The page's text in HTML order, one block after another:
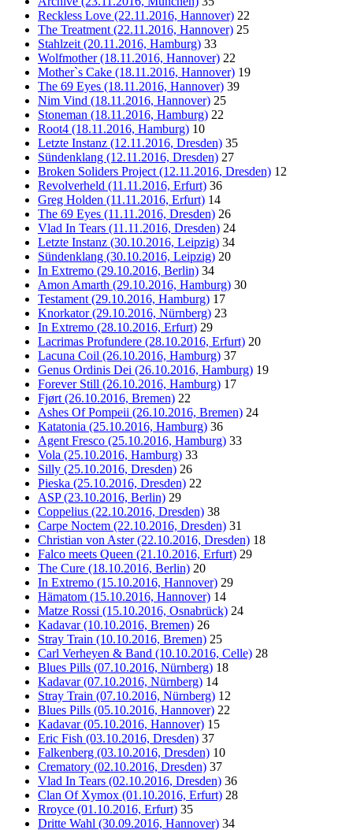
Reckless Love (22.11.2016, Hannover) 22
The Treatment (22.11.2016, Hannover) 25
Stahlzeit (20.11.2016, Hamburg) 33
Wolfmother (18.11.2016, Hannover) 22
Mother`s Cake (18.11.2016, Hannover) 19
The 69 Eyes (18.11.2016, Hannover) 39
Nim Vind (18.11.2016, Hannover) 25
Stoneman (18.11.2016, Hamburg) 22
Root4 (18.11.2016, Hamburg) 10
Letzte Instanz (12.11.2016, Dresden) 35
Sündenklang (12.11.2016, Dresden) 27
Broken Soliders Project (12.11.2016, Dresden) 12
Revolverheld (11.11.2016, Erfurt) 36
Greg Holden (11.11.2016, Erfurt) 14
The 69 Eyes (11.11.2016, Dresden) 26
Vlad In Tears (11.11.2016, Dresden) 24
Letzte Instanz (30.10.2016, Leipzig) 34
Sündenklang (30.10.2016, Leipzig) 20
In Extremo (29.10.2016, Berlin) 34
Amon Amarth (29.10.2016, Hamburg) 30
Testament (29.10.2016, Hamburg) 17
Knorkator (29.10.2016, Nürnberg) 23
In Extremo (28.10.2016, Erfurt) 29
Lacrimas Profundere (28.10.2016, Erfurt) 20
Lacuna Coil (26.10.2016, Hamburg) 37
Genus Ordinis Dei (26.10.2016, Hamburg) 19
Forever Still (26.10.2016, Hamburg) 17
Fjørt (26.10.2016, Bremen) 22
Ashes Of Pompeii (26.10.2016, Bremen) 24
Katatonia (25.10.2016, Hamburg) 36
Agent Fresco (25.10.2016, Hamburg) 33
Vola (25.10.2016, Hamburg) 33
Silly (25.10.2016, Dresden) 26
Pieska (25.10.2016, Dresden) 22
ASP (23.10.2016, Berlin) 29
Coppelius (22.10.2016, Dresden) 38
Carpe Noctem (22.10.2016, Dresden) 31
Christian von Aster (22.10.2016, Dresden) 18
Falco meets Queen (21.10.2016, Erfurt) 29
The Cure (18.10.2016, Berlin) 20
In Extremo (15.10.2016, Hannover) 29
Hämatom (15.10.2016, Hannover) 14
Matze Rossi (15.10.2016, Osnabrück) 24
Kadavar (10.10.2016, Bremen) 26
Stray Train (10.10.2016, Bremen) 25
Carl Verheyen & Band (10.10.2016, Celle) 28
Blues Pills (07.10.2016, Nürnberg) 18
Kadavar (07.10.2016, Nürnberg) 14
Stray Train (07.10.2016, Nürnberg) 12
Blues Pills (05.10.2016, Hannover) 22
Kadavar (05.10.2016, Hannover) 15
Eric Fish (03.10.2016, Dresden) 37
Falkenberg (03.10.2016, Dresden) 10
Crematory (02.10.2016, Dresden) 37
Vlad In Tears (02.10.2016, Dresden) 36
Clan Of Xymox (01.10.2016, Erfurt) 28
Rroyce (01.10.2016, Erfurt) 35
Dritte Wahl (30.09.2016, Hannover) 34